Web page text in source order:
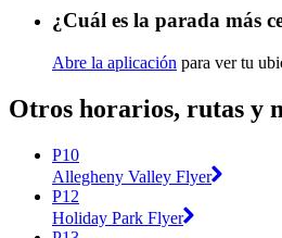
¿Cuál es la parada más
Abre la aplicación para ver tu
Otros horarios, rutas y
P10
Allegheny Valley Flyer
P12
Holiday Park Flyer